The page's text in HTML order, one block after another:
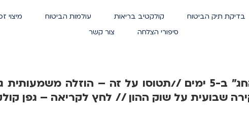
בדיקת תיק הביטוח קולקטיב בריאות עולמות הביטוח מיצוי
סיפורי הצלחה
צור קשר
איך לנצח את "משקל החג" ב-5 ימים //תטוסו על זה – הוזלה
שבועית על שוק ההון // לחץ לקריאה – גפן